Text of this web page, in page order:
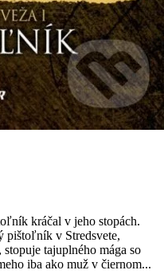
kráčal v jeho stopách.
pištoľník v Stredsvete,
tajuplného mága so
iba ako muž v čiernom...